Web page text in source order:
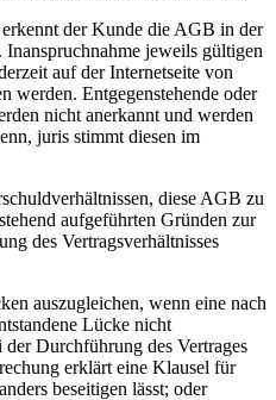
der Kunde die AGB in der
jeweils gültigen
auf der Internetseite von
werden. Entgegenstehende oder
nicht anerkannt und werden
juris stimmt diesen im
diese AGB zu
aufgeführten Gründen zur
des Vertragsverhältnisses
auszugleichen, wenn eine nach
Lücke nicht
Durchführung des Vertrages
erklärt eine Klausel für
beseitigen lässt; oder